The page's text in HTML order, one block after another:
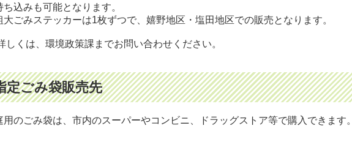
ち込みも可能となります。
ごみステッカーは1枚ずつで、嬉野地区・塩田地区での販売となります。
くは、環境政策課までお問い合わせください。
定ごみ袋販売先
用のごみ袋は、市内のスーパーやコンビニ、ドラッグストア等で購入できます。